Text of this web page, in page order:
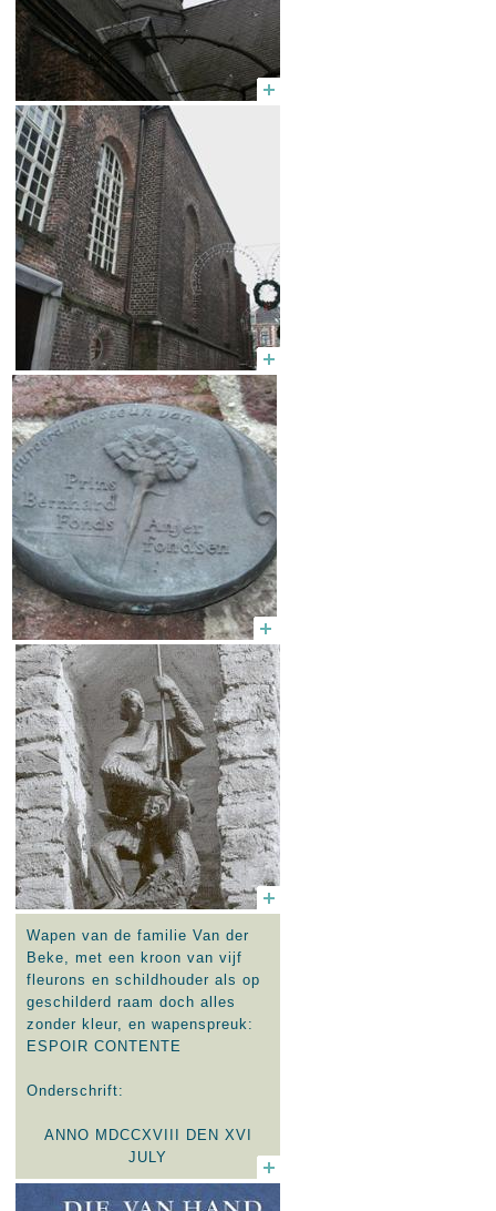
Wapen van de familie Van der
Beke, met een kroon van vijf
fleurons en schildhouder als op
geschilderd raam doch alles
zonder kleur, en wapenspreuk:
ESPOIR CONTENTE
Onderschrift:
ANNO MDCCXVIII DEN XVI
JULY
ALS VOOR '-T HERVORMT